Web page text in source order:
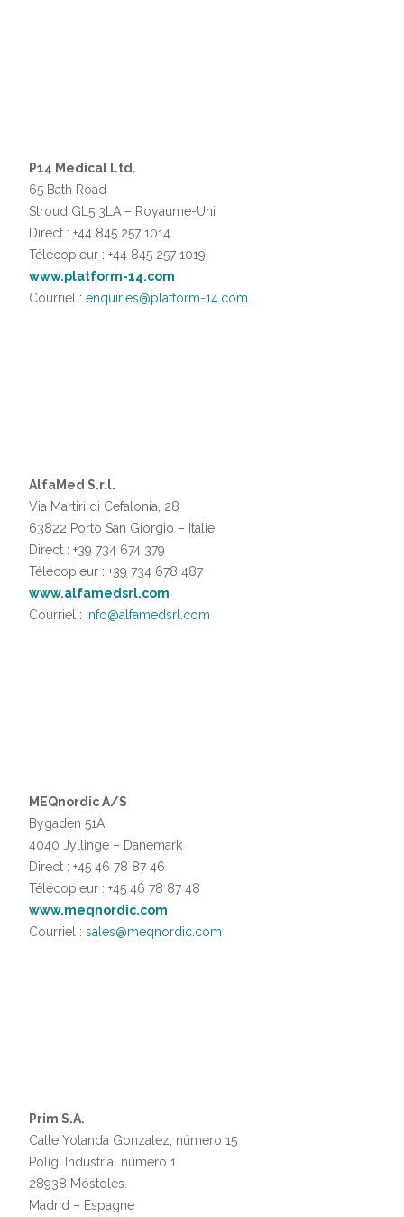
P14 Medical Ltd.
65 Bath Road
Stroud GL5 3LA – Royaume-Uni
Direct : +44 845 257 1014
Télécopieur : +44 845 257 1019
www.platform-14.com
Courriel : enquiries@platform-14.com
AlfaMed S.r.l.
Via Martiri di Cefalonia, 28
63822 Porto San Giorgio – Italie
Direct : +39 734 674 379
Télécopieur : +39 734 678 487
www.alfamedsrl.com
Courriel : info@alfamedsrl.com
MEQnordic A/S
Bygaden 51A
4040 Jyllinge – Danemark
Direct : +45 46 78 87 46
Télécopieur : +45 46 78 87 48
www.meqnordic.com
Courriel : sales@meqnordic.com
Prim S.A.
Calle Yolanda Gonzalez, número 15
Políg. Industrial número 1
28938 Móstoles.
Madrid – Espagne